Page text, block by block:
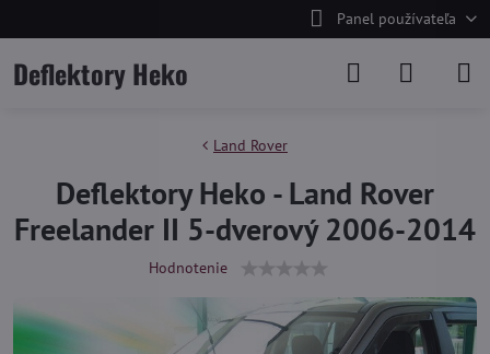
Panel používateľa
Deflektory Heko
Land Rover
Deflektory Heko - Land Rover
Freelander II 5-dverový 2006-2014
Hodnotenie